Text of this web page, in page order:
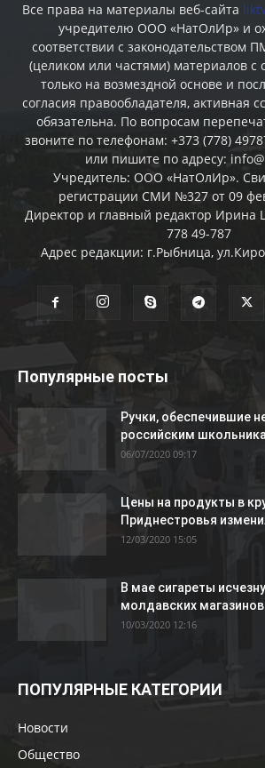
Все права на материалы веб-сайта
учредителю ООО «НатОлИр» и
соответствии с законодательством
(целиком или частями) материалов c
только на возмездной основе и
согласия правообладателя, активная
обязательна. По вопросам
звоните по телефонам: +373 (778)
или пишите по адресу:
Учредитель: ООО «НатОлИр».
регистрации СМИ №327 от 09
Директор и главный редактор Ирина
778 49-787
Адрес редакции: г.Рыбница,
Популярные посты
Ручки, обеспечившие
российским
06/07/2020 09:17
Цены на продукты в
Приднестровья
12/03/2020 15:05
В мае сигареты
молдавских магазинов
10/03/2020 12:16
ПОПУЛЯРНЫЕ КАТЕГОРИИ
Новости
Общество